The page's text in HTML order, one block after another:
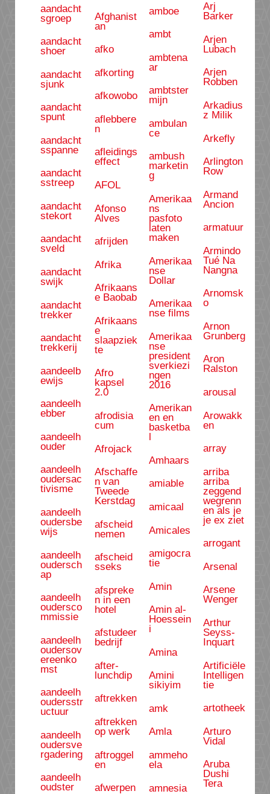
aandacht
sgroep
aandacht
shoer
aandacht
sjunk
aandacht
spunt
aandacht
sspanne
aandacht
sstreep
aandacht
stekort
aandacht
sveld
aandacht
swijk
aandacht
trekker
aandacht
trekkerij
aandeelb
ewijs
aandeelh
ebber
aandeelh
ouder
aandeelh
oudersac
tivisme
aandeelh
oudersbe
wijs
aandeelh
oudersch
ap
aandeelh
oudersco
mmissie
aandeelh
oudersov
ereenko
mst
aandeelh
oudersstr
uctuur
aandeelh
oudersve
rgadering
aandeelh
oudster
Afghanist
an
afko
afkorting
afkowobo
aflebbere
n
afleidings
effect
AFOL
Afonso
Alves
afrijden
Afrika
Afrikaans
e Baobab
Afrikaans
e
slaapziek
te
Afro
kapsel
2.0
afrodisia
cum
Afrojack
Afschaffe
n van
Tweede
Kerstdag
afscheid
nemen
afscheid
sseks
afspreke
n in een
hotel
afstudeer
bedrijf
after-
lunchdip
aftrekken
aftrekken
op werk
aftroggel
en
afwerpen
amboe
ambt
ambtena
ar
ambtster
mijn
ambulan
ce
ambush
marketin
g
Amerikaa
ns
pasfoto
laten
maken
Amerikaa
nse
Dollar
Amerikaa
nse films
Amerikaa
nse
president
sverkiezi
ngen
2016
Amerikan
en en
basketba
l
Amhaars
amiable
amicaal
Amicales
amigocra
tie
Amin
Amin al-
Hoessein
i
Amina
Amini
sikiyim
amk
Amla
ammeho
ela
amnesia
Arj
Barker
Arjen
Lubach
Arjen
Robben
Arkadius
z Milik
Arkefly
Arlington
Row
Armand
Ancion
armatuur
Armindo
Tué Na
Nangna
Arnomsk
o
Arnon
Grunberg
Aron
Ralston
arousal
Arowakk
en
array
arriba
arriba
zeggend
wegrenn
en als je
je ex ziet
arrogant
Arsenal
Arsene
Wenger
Arthur
Seyss-
Inquart
Artificiële
Intelligen
tie
artotheek
Arturo
Vidal
Aruba
Dushi
Tera